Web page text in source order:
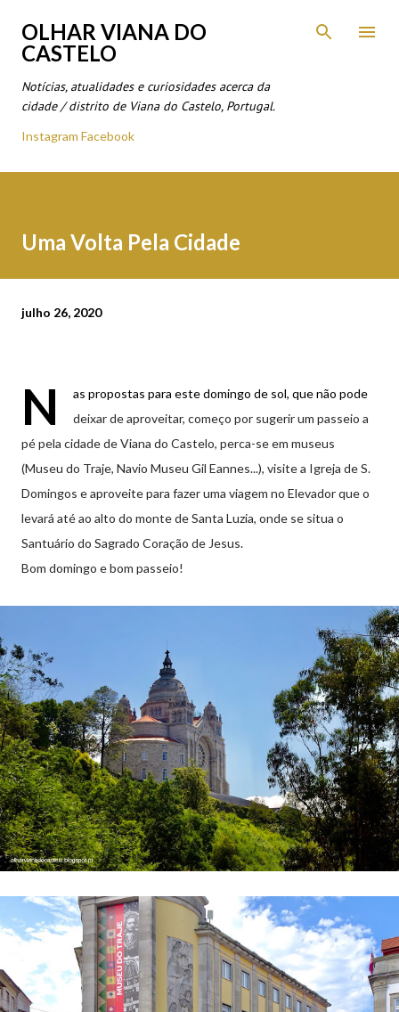
Avançar para o conteúdo principal
OLHAR VIANA DO
CASTELO
Notícias, atualidades e curiosidades acerca da
cidade / distrito de Viana do Castelo, Portugal.
Instagram Facebook
Uma Volta Pela Cidade
julho 26, 2020
N
as propostas para este domingo de sol, que não pode
deixar de aproveitar, começo por sugerir um passeio a
pé pela cidade de Viana do Castelo, perca-se em museus
(Museu do Traje, Navio Museu Gil Eannes...), visite a Igreja de S.
Domingos e aproveite para fazer uma viagem no Elevador que o
levará até ao alto do monte de Santa Luzia, onde se situa o
Santuário do Sagrado Coração de Jesus.
Bom domingo e bom passeio!